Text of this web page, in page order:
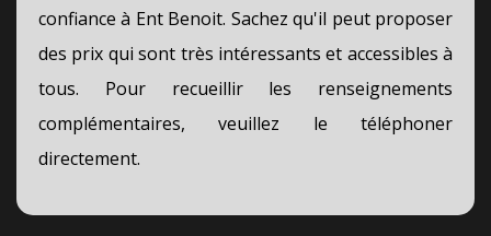
confiance à Ent Benoit. Sachez qu'il peut proposer
des prix qui sont très intéressants et accessibles à
tous. Pour recueillir les renseignements
complémentaires, veuillez le téléphoner
directement.